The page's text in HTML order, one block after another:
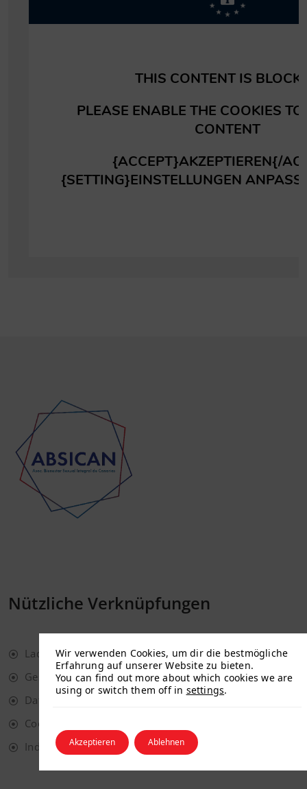
Nützliche Verknüpfungen
Ladungsfähigen Adresse
Geschäftsbedingungen
Datenschutzbestimmungen
Cookie-Richtlinie
Index der Seiten
Wir verwenden Cookies, um dir die bestmögliche
Erfahrung auf unserer Website zu bieten.
You can find out more about which cookies we are
using or switch them off in settings.
Akzeptieren Ablehnen